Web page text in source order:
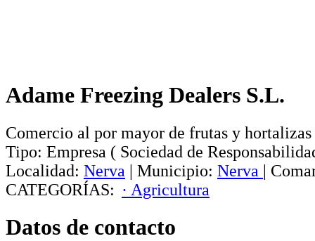
Adame Freezing Dealers S.L.
Comercio al por mayor de frutas y hortalizas
Tipo: Empresa ( Sociedad de
Localidad: Nerva | Municipio: Nerva |
CATEGORÍAS: · Agricultura
Datos de contacto